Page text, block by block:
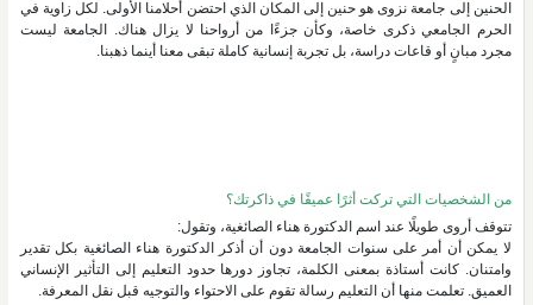
الحنين إلى جامعة نزوى هو حنين إلى المكان الذي احتضن أحلامنا الأولى. لكل زاوية في
الحرم الجامعي ذكرى خاصة، وكأن جزءًا من أرواحنا لا يزال هناك. الجامعة ليست
مجرد مبانٍ أو قاعات دراسة، بل تجربة إنسانية كاملة تبقى معنا أينما ذهبنا.
من الشخصيات التي تركت أثرًا عميقًا في ذاكرتك؟
تتوقف أروى طويلًا عند اسم الدكتورة هناء الصائغية، وتقول:
لا يمكن أن أمر على سنوات الجامعة دون أن أذكر الدكتورة هناء الصائغية بكل تقدير
وامتنان. كانت أستاذة بمعنى الكلمة، تجاوز دورها حدود التعليم إلى التأثير الإنساني
العميق. تعلمت منها أن التعليم رسالة تقوم على الاحتواء والتوجيه قبل نقل المعرفة.